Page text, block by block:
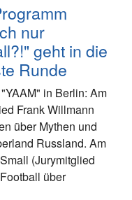
nur
geht in die
Runde
in Berlin: Am
Frank Willmann
über Mythen und
Russland. Am
(Jurymitglied
über